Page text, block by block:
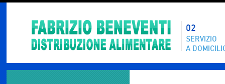
02
SERVIZIO
A